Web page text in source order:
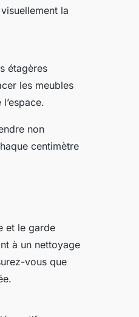
la
étagères
les meubles
non
centimètre
et le garde
à un nettoyage
vous que